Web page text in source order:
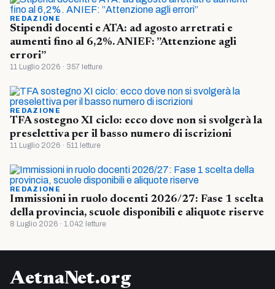
REDAZIONE
Stipendi docenti e ATA: ad agosto arretrati e
aumenti fino al 6,2%. ANIEF: ”Attenzione agli
errori”
11 Luglio 2026 · 357 letture
REDAZIONE
TFA sostegno XI ciclo: ecco dove non si svolgerà la
preselettiva per il basso numero di iscrizioni
11 Luglio 2026 · 511 letture
REDAZIONE
Immissioni in ruolo docenti 2026/27: Fase 1 scelta
della provincia, scuole disponibili e aliquote riserve
8 Luglio 2026 · 1.042 letture
AetnaNet.org